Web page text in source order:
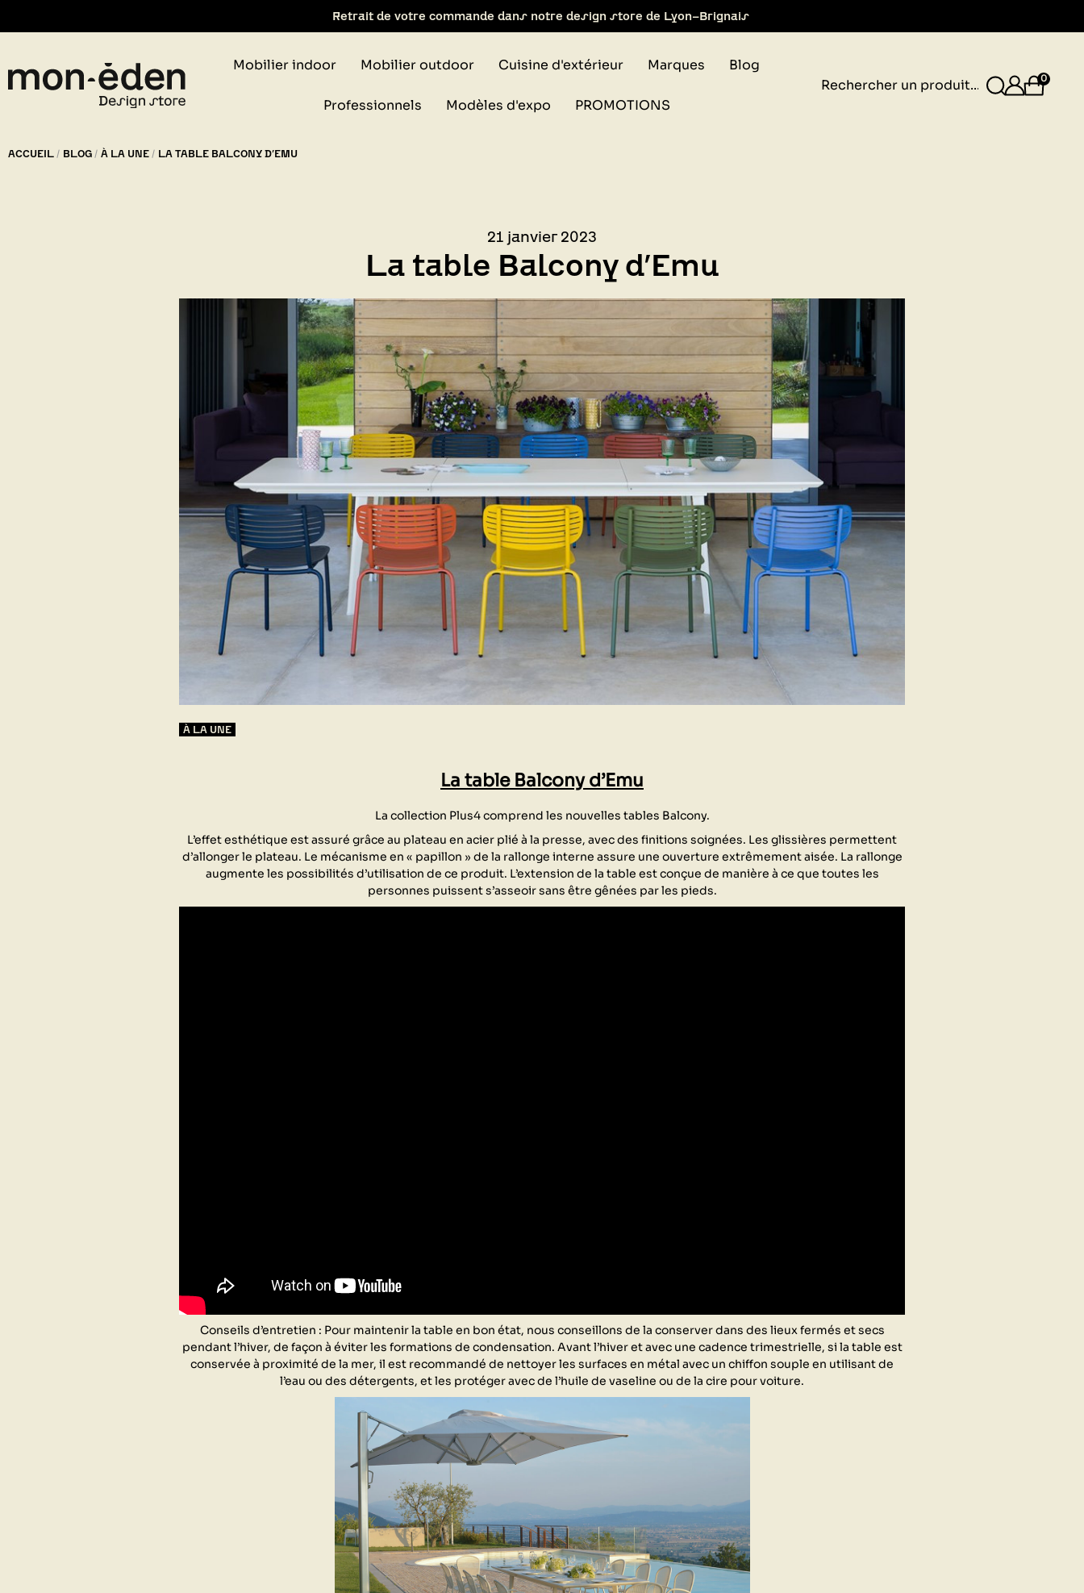
Retrait de votre commande dans notre design store de Lyon-Brignais
Mobilier indoor Mobilier outdoor Cuisine d'extérieur Marques Blog
Professionnels Modèles d'expo PROMOTIONS
0
ACCUEIL BLOG À LA UNE LA TABLE BALCONY D’EMU
21 janvier 2023
La table Balcony d’Emu
À LA UNE
La table Balcony d’Emu
La collection Plus4 comprend les nouvelles tables Balcony.
L’effet esthétique est assuré grâce au plateau en acier plié à la presse, avec des finitions soignées. Les glissières permettent
d’allonger le plateau. Le mécanisme en « papillon » de la rallonge interne assure une ouverture extrêmement aisée. La rallonge
augmente les possibilités d’utilisation de ce produit. L’extension de la table est conçue de manière à ce que toutes les
personnes puissent s’asseoir sans être gênées par les pieds.
Conseils d’entretien : Pour maintenir la table en bon état, nous conseillons de la conserver dans des lieux fermés et secs
pendant l’hiver, de façon à éviter les formations de condensation. Avant l’hiver et avec une cadence trimestrielle, si la table est
conservée à proximité de la mer, il est recommandé de nettoyer les surfaces en métal avec un chiffon souple en utilisant de
l’eau ou des détergents, et les protéger avec de l’huile de vaseline ou de la cire pour voiture.